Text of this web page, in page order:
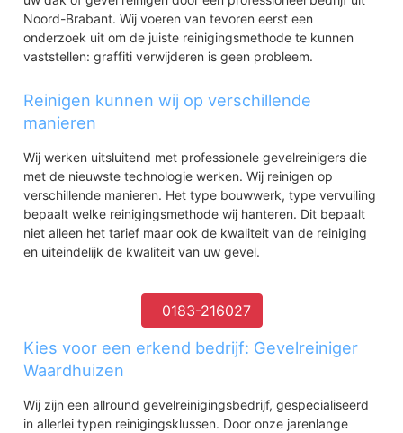
Noord-Brabant. Wij voeren van tevoren eerst een
onderzoek uit om de juiste reinigingsmethode te kunnen
vaststellen: graffiti verwijderen is geen probleem.
Reinigen kunnen wij op verschillende
manieren
Wij werken uitsluitend met professionele gevelreinigers die
met de nieuwste technologie werken. Wij reinigen op
verschillende manieren. Het type bouwwerk, type vervuiling
bepaalt welke reinigingsmethode wij hanteren. Dit bepaalt
niet alleen het tarief maar ook de kwaliteit van de reiniging
en uiteindelijk de kwaliteit van uw gevel.
0183-216027
Kies voor een erkend bedrijf: Gevelreiniger
Waardhuizen
Wij zijn een allround gevelreinigingsbedrijf, gespecialiseerd
in allerlei typen reinigingsklussen. Door onze jarenlange